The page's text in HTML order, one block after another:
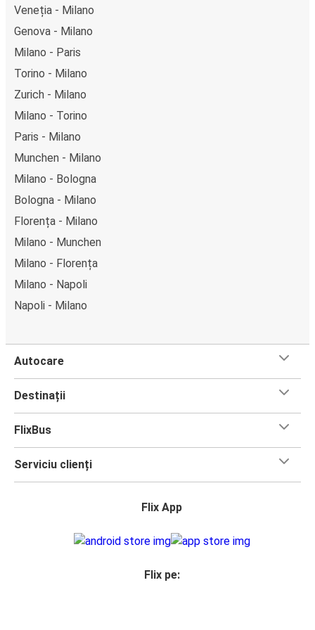
Veneția - Milano
Genova - Milano
Milano - Paris
Torino - Milano
Zurich - Milano
Milano - Torino
Paris - Milano
Munchen - Milano
Milano - Bologna
Bologna - Milano
Florența - Milano
Milano - Munchen
Milano - Florența
Milano - Napoli
Napoli - Milano
Autocare
Destinații
FlixBus
Serviciu clienți
Flix App
Flix pe: